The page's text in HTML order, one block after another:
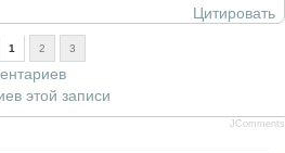
Цитировать
1 2 3
этой записи
JComments